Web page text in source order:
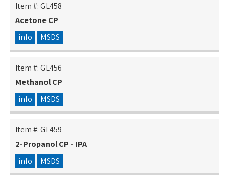
Item #:GL458
Acetone CP
info
MSDS
Item #:GL456
Methanol CP
info
MSDS
Item #:GL459
2-Propanol CP - IPA
info
MSDS